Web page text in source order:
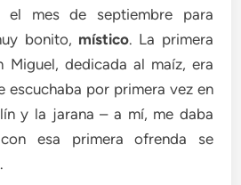
el mes de septiembre para
bonito, místico. La primera
Miguel, dedicada al maíz, era
escuchaba por primera vez en
y la jarana – a mí, me daba
esa primera ofrenda se